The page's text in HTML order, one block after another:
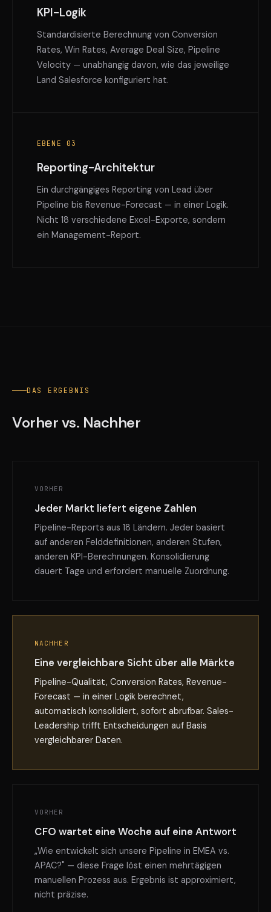
KPI-Logik
Standardisierte Berechnung von Conversion
Rates, Win Rates, Average Deal Size, Pipeline
Velocity — unabhängig davon, wie das jeweilige
Land Salesforce konfiguriert hat.
EBENE 03
Reporting-Architektur
Ein durchgängiges Reporting von Lead über
Pipeline bis Revenue-Forecast — in einer Logik.
Nicht 18 verschiedene Excel-Exporte, sondern
ein Management-Report.
DAS ERGEBNIS
Vorher vs. Nachher
VORHER
Jeder Markt liefert eigene Zahlen
Pipeline-Reports aus 18 Ländern. Jeder basiert
auf anderen Felddefinitionen, anderen Stufen,
anderen KPI-Berechnungen. Konsolidierung
dauert Tage und erfordert manuelle Zuordnung.
NACHHER
Eine vergleichbare Sicht über alle Märkte
Pipeline-Qualität, Conversion Rates, Revenue-
Forecast — in einer Logik berechnet,
automatisch konsolidiert, sofort abrufbar. Sales-
Leadership trifft Entscheidungen auf Basis
vergleichbarer Daten.
VORHER
CFO wartet eine Woche auf eine Antwort
„Wie entwickelt sich unsere Pipeline in EMEA vs.
APAC?" — diese Frage löst einen mehrtägigen
manuellen Prozess aus. Ergebnis ist approximiert,
nicht präzise.